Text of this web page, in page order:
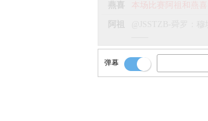
燕喜 本场比赛阿祖和燕
阿祖
@JSSTZB-舜罗：
@闻 风：南京人民
阿祖 @后知后觉 i ぃ°：
弹幕